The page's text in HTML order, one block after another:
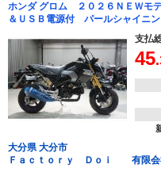
ホンダ グロム ２０２６ＮＥＷモ
＆ＵＳＢ電源付 パールシャイニ
支払
45
大分県 大分市
Ｆａｃｔｏｒｙ Ｄｏｉ 有限会